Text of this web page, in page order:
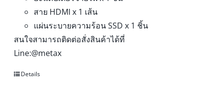
สาย HDMI x 1 เส้น
แผ่นระบายความร้อน SSD x 1 ชิ้น
สนใจสามารถติดต่อสั่งสินค้าได้ที่
Line:@metax
Details